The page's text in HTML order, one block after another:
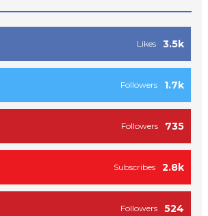
3.5k
Likes
1.7k
Followers
735
Followers
2.8k
Subscribes
524
Followers